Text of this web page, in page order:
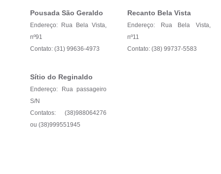
Pousada São Geraldo
Endereço: Rua Bela Vista,
nº91
Contato: (31) 99636-4973
Recanto Bela Vista
Endereço: Rua Bela Vista,
nº11
Contato: (38) 99737-5583
Sítio do Reginaldo
Endereço: Rua passageiro
S/N
Contatos: (38)988064276
ou (38)999551945